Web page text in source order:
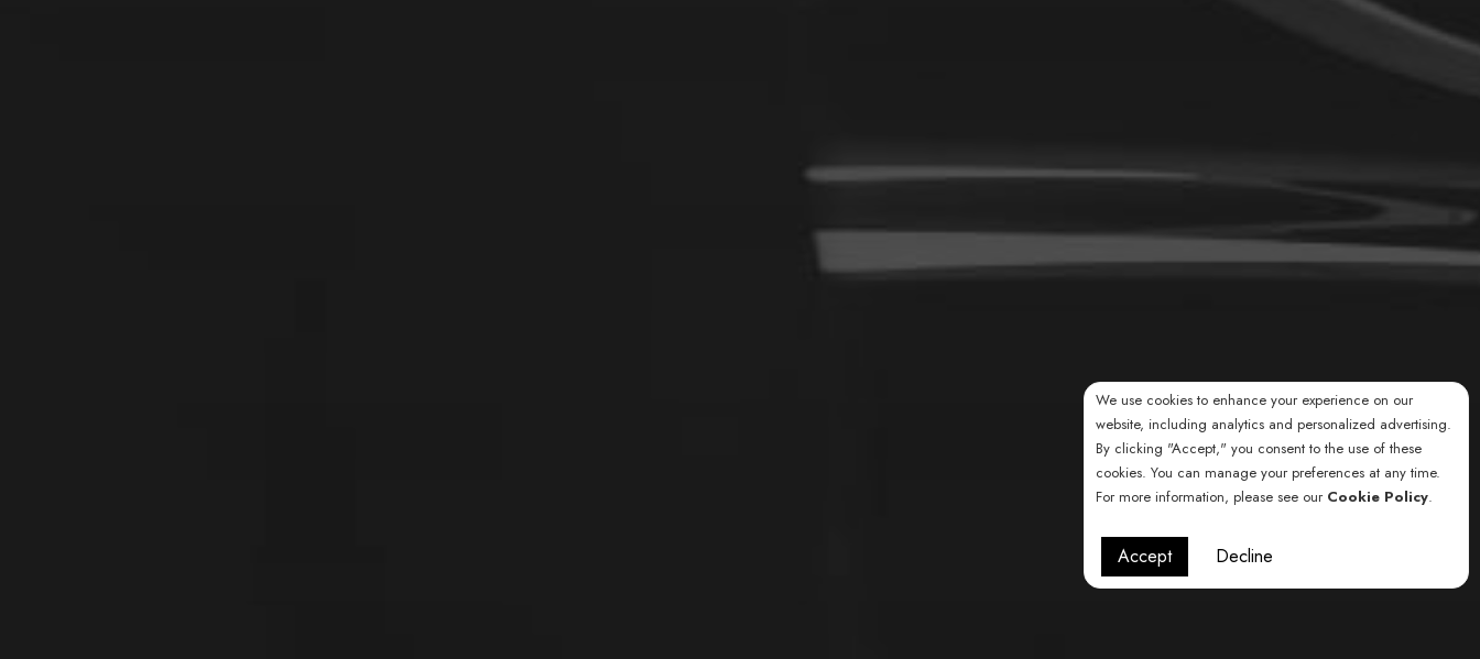
We use cookies to enhance your experience on our
website, including analytics and personalized advertising.
By clicking "Accept," you consent to the use of these
cookies. You can manage your preferences at any time.
For more information, please see our Cookie Policy.
Accept Decline